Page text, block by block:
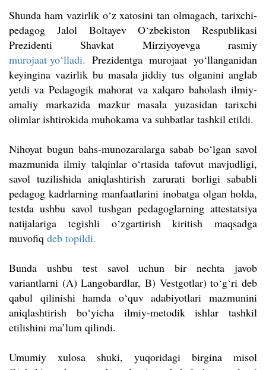
Shunda ham vazirlik o‘z xatosini tan olmagach, tarixchi-
pedagog Jalol Boltayev O‘zbekiston Respublikasi
Prezidenti Shavkat Mirziyoyevga rasmiy
murojaat yo‘lladi. Prezidentga murojaat yo‘llanganidan
keyingina vazirlik bu masala jiddiy tus olganini anglab
yetdi va Pedagogik mahorat va xalqaro baholash ilmiy-
amaliy markazida mazkur masala yuzasidan tarixchi
olimlar ishtirokida muhokama va suhbatlar tashkil etildi.
Nihoyat bugun bahs-munozaralarga sabab bo‘lgan savol
mazmunida ilmiy talqinlar o‘rtasida tafovut mavjudligi,
savol tuzilishida aniqlashtirish zarurati borligi sababli
pedagog kadrlarning manfaatlarini inobatga olgan holda,
testda ushbu savol tushgan pedagoglarning attestatsiya
natijalariga tegishli o‘zgartirish kiritish maqsadga
muvofiq deb topildi.
Bunda ushbu test savol uchun bir nechta javob
variantlarni (A) Langobardlar, B) Vestgotlar) to‘g‘ri deb
qabul qilinishi hamda o‘quv adabiyotlari mazmunini
aniqlashtirish bo‘yicha ilmiy-metodik ishlar tashkil
etilishini ma’lum qilindi.
Umumiy xulosa shuki, yuqoridagi birgina misol